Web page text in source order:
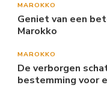
MAROKKO
Geniet van een
Marokko
MAROKKO
De verborgen
bestemming voor